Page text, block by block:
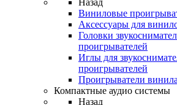
Назад
Виниловые
Аксессуары для
Головки
проигрывателей
Иглы для
проигрывателей
Проигрыватели винила
Компактные аудио системы
Назад